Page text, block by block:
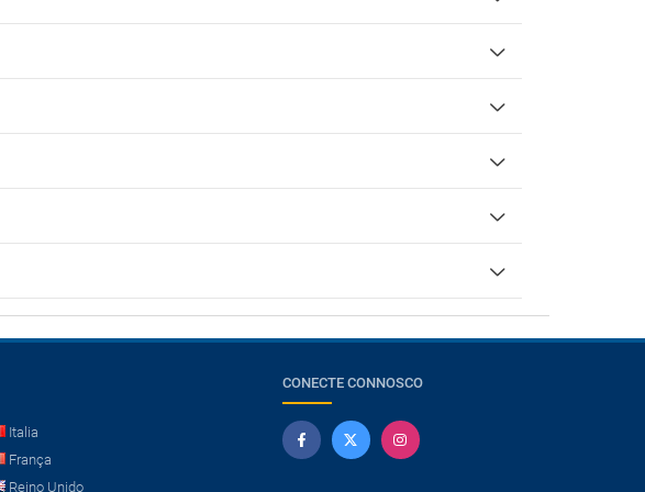
Italia
França
Reino Unido
CONECTE CONNOSCO